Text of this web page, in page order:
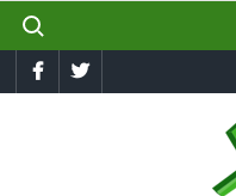
for:
Twitter